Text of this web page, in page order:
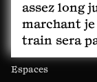
assez long
marchant je
train sera
Espaces